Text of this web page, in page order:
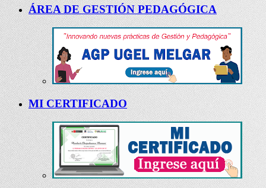
ÁREA DE GESTIÓN PEDAGÓGICA
MI CERTIFICADO